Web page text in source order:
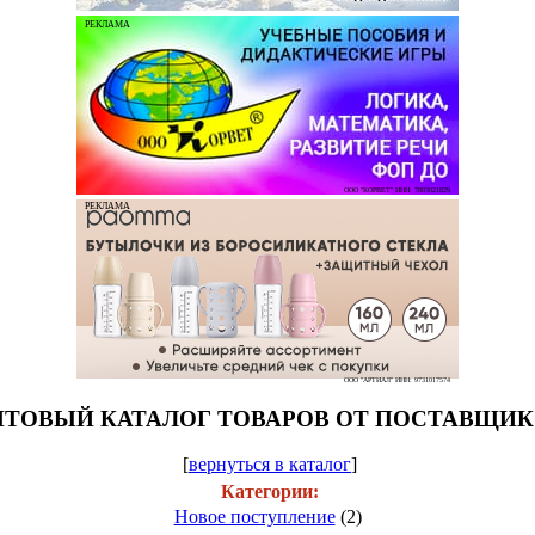
РЕКЛАМА
ООО "КОРВЕТ" ИНН: 7803021829
РЕКЛАМА
ООО "АРТИАЛ" ИНН: 9731017574
КАТАЛОГ ТОВАРОВ ОТ
[вернуться в каталог]
Категории:
Новое поступление (2)